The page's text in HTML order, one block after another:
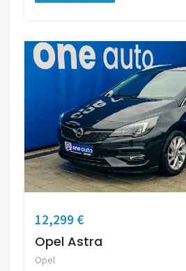
12,299 €
Opel Astra
Opel